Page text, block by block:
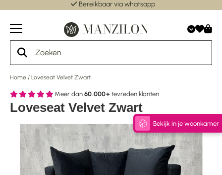
Bereikbaar via whatsapp
Home / Loveseat Velvet Zwart
Meer dan 60.000+ tevreden klanten
Loveseat Velvet Zwart
Bekijk in je woonkamer